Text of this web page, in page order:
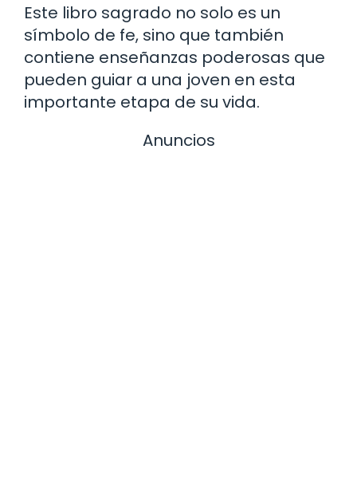
Este libro sagrado no solo es un
símbolo de fe, sino que también
contiene enseñanzas poderosas que
pueden guiar a una joven en esta
importante etapa de su vida.
Anuncios